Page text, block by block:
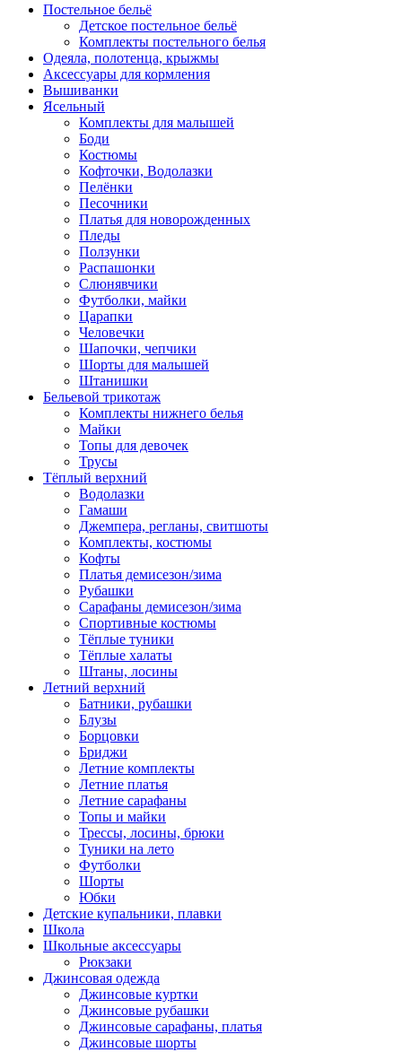
Постельное бельё
Детское постельное бельё
Комплекты постельного белья
Одеяла, полотенца, крыжмы
Аксессуары для кормления
Вышиванки
Ясельный
Комплекты для малышей
Боди
Костюмы
Кофточки, Водолазки
Пелёнки
Песочники
Платья для новорожденных
Пледы
Ползунки
Распашонки
Слюнявчики
Футболки, майки
Царапки
Человечки
Шапочки, чепчики
Шорты для малышей
Штанишки
Бельевой трикотаж
Комплекты нижнего белья
Майки
Топы для девочек
Трусы
Тёплый верхний
Водолазки
Гамаши
Джемпера, регланы, свитшоты
Комплекты, костюмы
Кофты
Платья демисезон/зима
Рубашки
Сарафаны демисезон/зима
Спортивные костюмы
Тёплые туники
Тёплые халаты
Штаны, лосины
Летний верхний
Батники, рубашки
Блузы
Борцовки
Бриджи
Летние комплекты
Летние платья
Летние сарафаны
Топы и майки
Трессы, лосины, брюки
Туники на лето
Футболки
Шорты
Юбки
Детские купальники, плавки
Школа
Школьные аксессуары
Рюкзаки
Джинсовая одежда
Джинсовые куртки
Джинсовые рубашки
Джинсовые сарафаны, платья
Джинсовые шорты